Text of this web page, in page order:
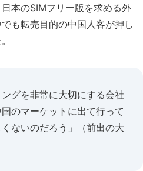
本のSIMフリー版を求める外
も転売目的の中国人客が押し
ングを非常に大切にする会社
のマーケットに出て行って
ないのだろう」（前出の大